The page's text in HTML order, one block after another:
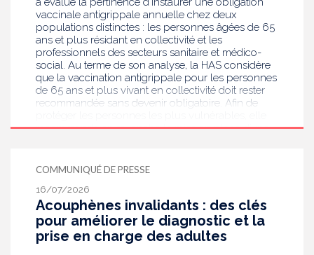
vaccinale antigrippale annuelle chez deux
populations distinctes : les personnes âgées de 65
ans et plus résidant en collectivité et les
professionnels des secteurs sanitaire et médico-
social. Au terme de son analyse, la HAS considère
que la vaccination antigrippale pour les personnes
de 65 ans et plus vivant en collectivité doit rester
recommandée sans devenir obligatoire. Afin de
recommande en revanche la mise en place d’une
pour les autres professionnels travaillant dans les
établissements de santé ou dans les
établissements médicaux sociaux hébergeant des
personnes âgées, en contact avec des personnes à
risque de grippe sévère, avec un déploiement
prioritaire en Ehpad et en USLD.
COMMUNIQUÉ DE PRESSE
16/07/2026
Acouphènes invalidants : des clés
pour améliorer le diagnostic et la
prise en charge des adultes